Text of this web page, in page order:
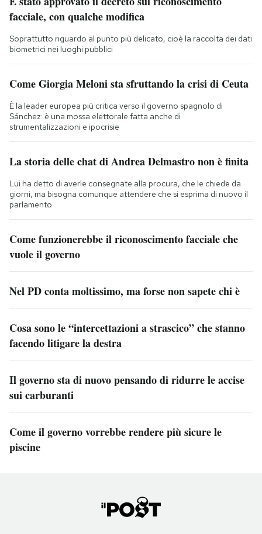
facciale, con qualche modifica
Soprattutto riguardo al punto più delicato, cioè la raccolta dei dati
biometrici nei luoghi pubblici
Come Giorgia Meloni sta sfruttando la crisi di Ceuta
È la leader europea più critica verso il governo spagnolo di
Sánchez: è una mossa elettorale fatta anche di
strumentalizzazioni e ipocrisie
La storia delle chat di Andrea Delmastro non è finita
Lui ha detto di averle consegnate alla procura, che le chiede da
giorni, ma bisogna comunque attendere che si esprima di nuovo il
parlamento
Come funzionerebbe il riconoscimento facciale che
vuole il governo
Nel PD conta moltissimo, ma forse non sapete chi è
Cosa sono le “intercettazioni a strascico” che stanno
facendo litigare la destra
Il governo sta di nuovo pensando di ridurre le accise
sui carburanti
Come il governo vorrebbe rendere più sicure le
piscine